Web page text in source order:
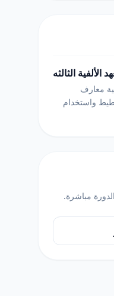
الألفية الثالثه
معارف
واستخدام
مباشرة.